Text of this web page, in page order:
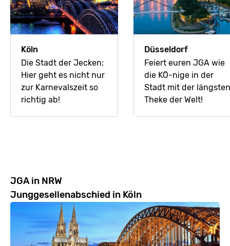
Köln
Die Stadt der Jecken:
Hier geht es nicht nur
zur Karnevalszeit so
richtig ab!
Düsseldorf
Feiert euren JGA wie
die KÖ-nige in der
Stadt mit der längsten
Theke der Welt!
JGA in NRW
Junggesellenabschied in Köln